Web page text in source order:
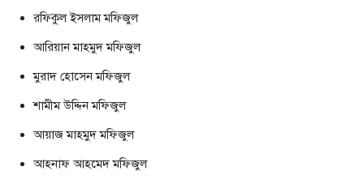
রফিকুল ইসলাম মফিজুল
আরিয়ান মাহমুদ মফিজুল
মুরাদ হোসেন মফিজুল
শামীম উদ্দিন মফিজুল
আয়াজ মাহমুদ মফিজুল
আহনাফ আহমেদ মফিজুল